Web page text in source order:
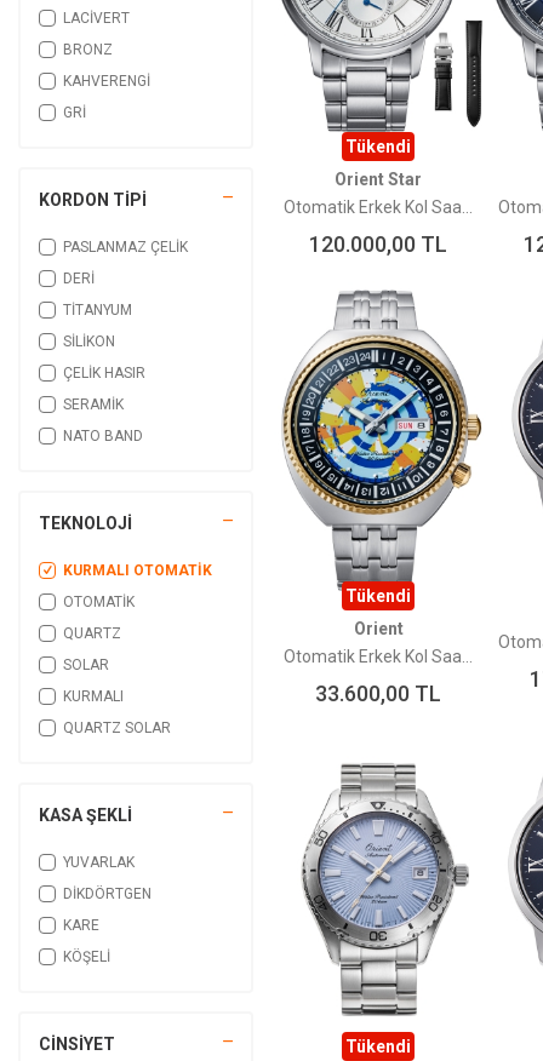
REDENTORE ENIGMA
Triton
Diver Retro
Ray 2
REDENTORE 40
NEREIDE AUREO
NEREIDE AVVENTURINA
LACİVERT
BRONZ
KAHVERENGİ
GRİ
KORDON TİPİ
PASLANMAZ ÇELİK
DERİ
TİTANYUM
SİLİKON
ÇELİK HASIR
SERAMİK
NATO BAND
TEKNOLOJİ
KURMALI OTOMATİK
OTOMATİK
QUARTZ
SOLAR
KURMALI
QUARTZ SOLAR
KASA ŞEKLİ
YUVARLAK
DİKDÖRTGEN
KARE
KÖŞELİ
CİNSİYET
Tükendi
Orient Star
120.000,00 TL
Tükendi
Orient
Otomatik Erkek Kol Saati RA-AA0E08Y39B Limited Edition
33.600,00 TL
Tükendi